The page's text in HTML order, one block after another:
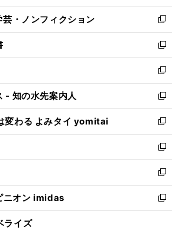
開
く
ウ
で
開
く
ン
ド
ウ
で
開
く
ウ
ィ
ン
ド
ウ
で
開
く
・ノンフィクション
新
し
い
ウ
ィ
ン
ド
ウ
で
開
く
新
し
い
ウ
ィ
ン
ド
ウ
で
開
く
新
し
い
ウ
ィ
ン
ド
ウ
で
開
く
- 知の水先案内人
新
し
い
ウ
ィ
ン
ド
ウ
で
開
変わる よみタイ yomitai
新
し
い
ウ
ィ
ン
ド
ウ
新
し
い
ウ
ィ
ン
新
し
い
ウ
ニオン imidas
新
し
ライズ